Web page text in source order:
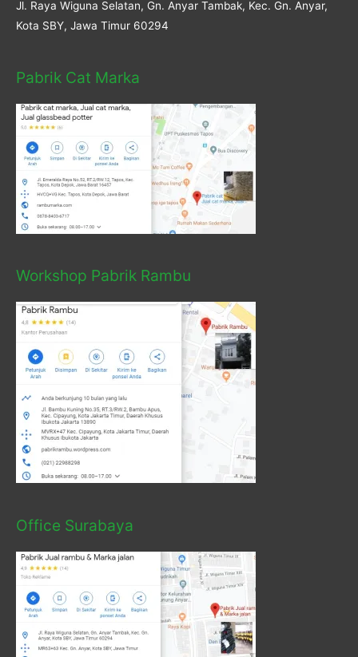
Jl. Raya Wiguna Selatan, Gn. Anyar Tambak, Kec. Gn. Anyar,
Kota SBY, Jawa Timur 60294
Pabrik Cat Marka
Workshop Pabrik Rambu
Office Surabaya